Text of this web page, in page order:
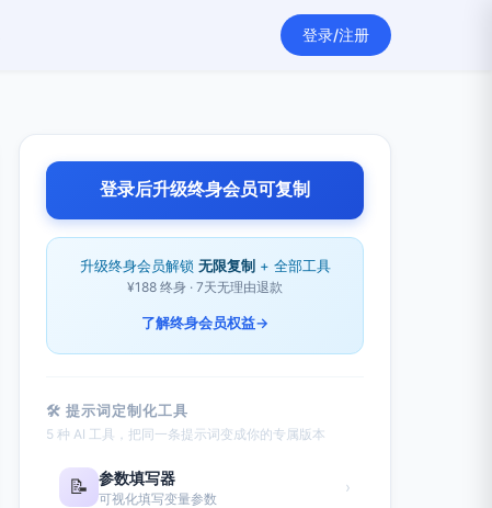
登录/注册
登录后升级终身会员可复制
升级终身会员解锁 无限复制 + 全部工具
¥188 终身 · 7天无理由退款
了解终身会员权益→
🛠 提示词定制化工具
5 种 AI 工具，把同一条提示词变成你的专属版本
📝 参数填写器
可视化填写变量参数
›